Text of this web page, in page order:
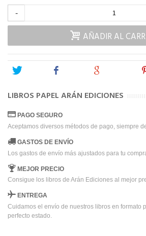
-
AÑADIR AL
Tweet
LIBROS PAPEL ARÁN EDICIONES
PAGO SEGURO
Aceptamos diversos métodos de pago, siempre
GASTOS DE ENVÍO
Los gastos de envío más ajustados para tu
MEJOR PRECIO
Consigue los libros de Arán Ediciones al mejor
ENTREGA
Cuidamos el envío de nuestros libros en formato
perfecto estado.